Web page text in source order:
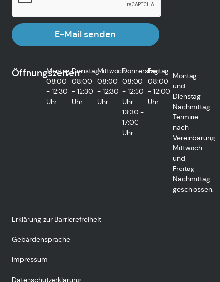
E-Mail senden
Öffnungszeiten
Montag
08:00
- 12:30
Uhr
Dienstag
08:00
- 12:30
Uhr
Mittwoch
08:00
- 12:30
Uhr
Donnerstag
08:00
- 12:30
Uhr
13:30 -
17:00
Uhr
Freitag
08:00
- 12:00
Uhr
Montag
und
Dienstag
Nachmittag
Termine
nach
Vereinbarung.
Mittwoch
und
Freitag
Nachmittag
geschlossen.
Erklärung zur Barrierefreiheit
Gebärdensprache
Impressum
Datenschutzerklärung